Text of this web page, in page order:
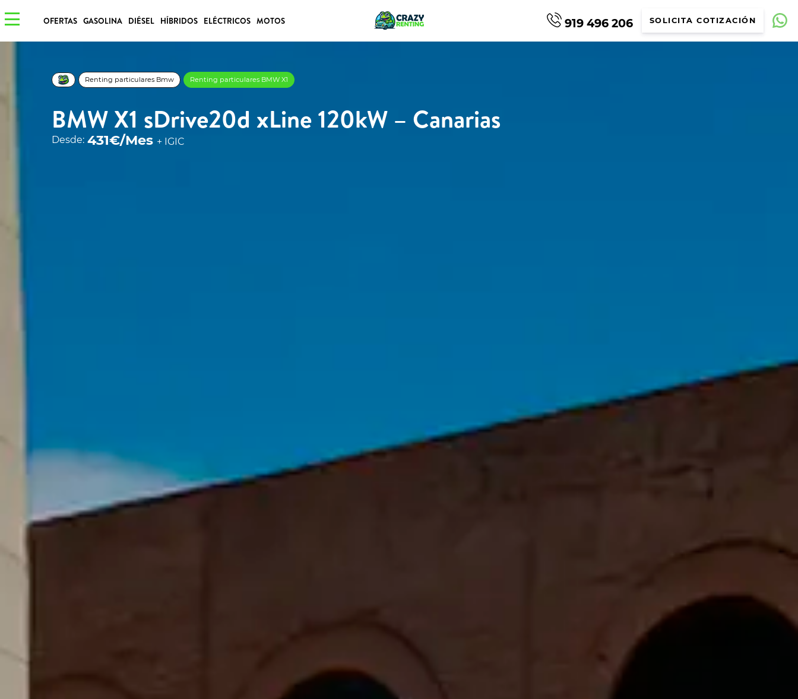
OFERTAS GASOLINA DIÉSEL HÍBRIDOS ELÉCTRICOS MOTOS 919 496 206 SOLICITA COTIZACIÓN
Renting particulares Bmw Renting particulares BMW X1
BMW X1 sDrive20d xLine 120kW – Canarias
Desde: 431€/Mes + IGIC